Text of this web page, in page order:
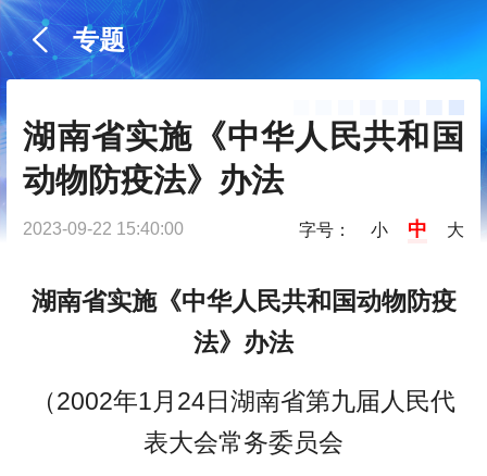
专题
湖南省实施《中华人民共和国
动物防疫法》办法
2023-09-22 15:40:00 字号： 小 中 大
湖南省实施《中华人民共和国动物防疫
法》办法
（2002年1月24日湖南省第九届人民代
表大会常务委员会